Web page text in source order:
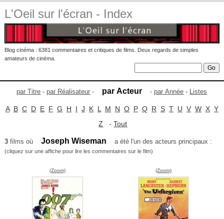
L'Oeil sur l'écran - Index
Blog cinéma : 6381 commentaires et critiques de films. Deux regards de simples
amateurs de cinéma.
par Titre -par Réalisateur - par Acteur -par Année - Listes
A B C D E F G H I J K L M N O P Q R S T U V W X Y
Z -Tout
3films où Joseph Wiseman a été l'un des acteurs principaux :
(cliquez sur une affiche pour lire les commentaires sur le film)
(Zoom) (Zoom)